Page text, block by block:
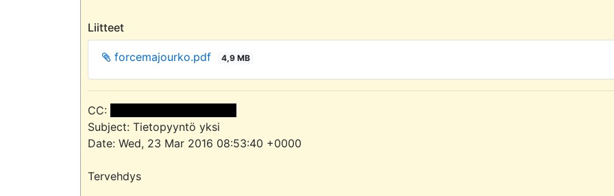
Liitteet
forcemajourko.pdf 4,9 MB
CC:
Subject: Tietopyyntö yksi
Date: Wed, 23 Mar 2016 08:53:40 +0000
Tervehdys